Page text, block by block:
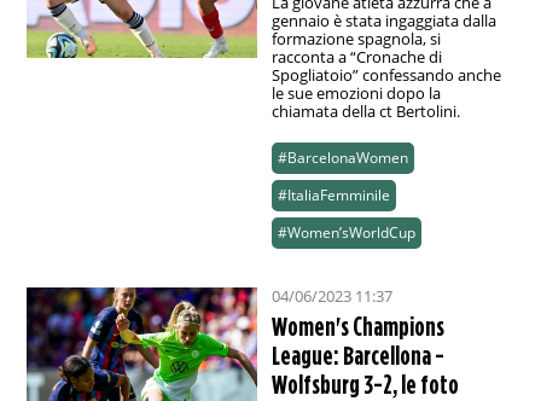
gennaio è stata ingaggiata dalla
formazione spagnola, si
racconta a “Cronache di
Spogliatoio” confessando anche
le sue emozioni dopo la
chiamata della ct Bertolini.
#BarcelonaWomen
#ItaliaFemminile
#Women’sWorldCup
04/06/2023 11:37
Women's Champions
League: Barcellona -
Wolfsburg 3-2, le foto